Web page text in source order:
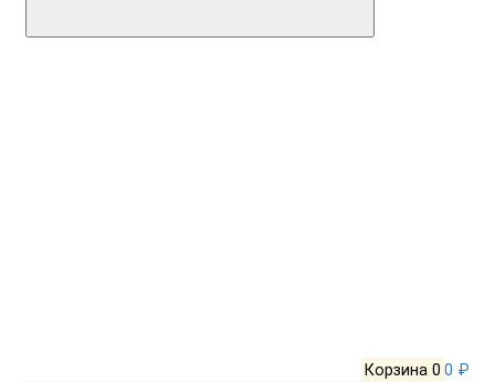
Корзина 0 0 ₽